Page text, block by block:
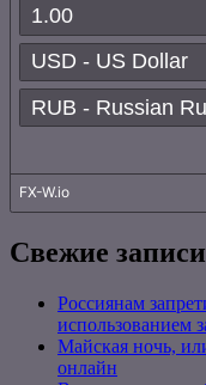
Свежие записи
Россиянам
использованием
Майская ночь,
онлайн